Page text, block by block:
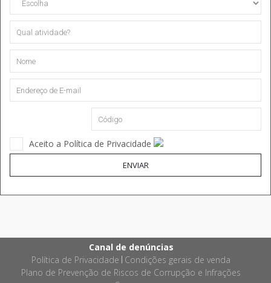
Aceito a Política de Privacidade
ENVIAR
Canal de denúncias
Política de Privacidade Condições gerais de venda
Plano de Prevenção de Riscos de Corrupção e Infrações